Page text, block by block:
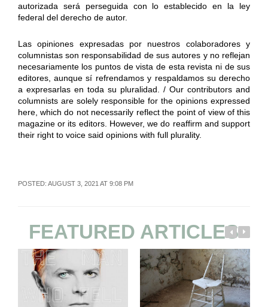
autorizada será perseguida con lo establecido en la ley
federal del derecho de autor.
Las opiniones expresadas por nuestros colaboradores y
columnistas son responsabilidad de sus autores y no reflejan
necesariamente los puntos de vista de esta revista ni de sus
editores, aunque sí refrendamos y respaldamos su derecho
a expresarlas en toda su pluralidad. / Our contributors and
columnists are solely responsible for the opinions expressed
here, which do not necessarily reflect the point of view of this
magazine or its editors. However, we do reaffirm and support
their right to voice said opinions with full plurality.
POSTED: AUGUST 3, 2021 AT 9:08 PM
FEATURED ARTICLES